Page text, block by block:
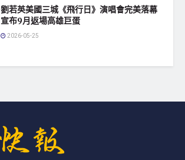
劉若英美國三城《飛行日》演唱會完美落幕
宣布9月返場高雄巨蛋
2026-05-25